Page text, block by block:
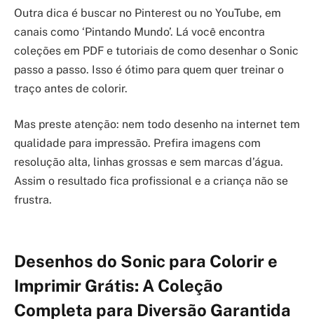
Outra dica é buscar no Pinterest ou no YouTube, em
canais como ‘Pintando Mundo’. Lá você encontra
coleções em PDF e tutoriais de como desenhar o Sonic
passo a passo. Isso é ótimo para quem quer treinar o
traço antes de colorir.
Mas preste atenção: nem todo desenho na internet tem
qualidade para impressão. Prefira imagens com
resolução alta, linhas grossas e sem marcas d’água.
Assim o resultado fica profissional e a criança não se
frustra.
Desenhos do Sonic para Colorir e
Imprimir Grátis: A Coleção
Completa para Diversão Garantida